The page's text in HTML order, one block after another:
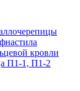
кровли
П1-1, П1-2